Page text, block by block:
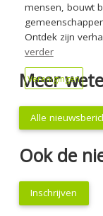
mensen, bouwt
Ontdek zijn
verder
Verenigingen
Meer
Alle
Ook de
Inschrijven